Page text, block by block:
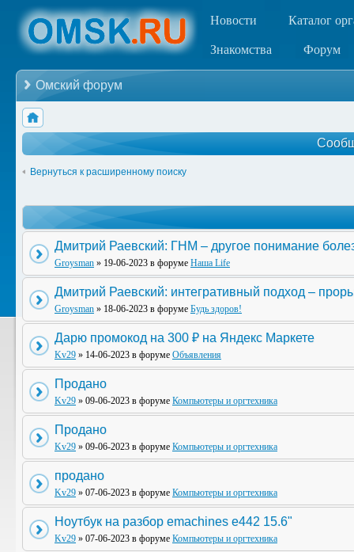
Новости Каталог
Знакомства Форум
Омский форум
Вернуться к расширенному поиску
Дмитрий Раевский: ГНМ – другое понимание
Groysman » 19-06-2023 в форуме Наша Life
Дмитрий Раевский: интегративный подход –
Groysman » 18-06-2023 в форуме Будь здоров!
Дарю промокод на 300 ₽ на Яндекс Маркете
Kv29 » 14-06-2023 в форуме Объявления
Продано
Kv29 » 09-06-2023 в форуме Компьютеры и оргтехника
Продано
Kv29 » 09-06-2023 в форуме Компьютеры и оргтехника
продано
Kv29 » 07-06-2023 в форуме Компьютеры и оргтехника
Ноутбук на разбор emachines e442 15.6"
Kv29 » 07-06-2023 в форуме Компьютеры и оргтехника